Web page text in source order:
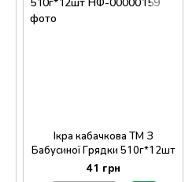
Ікра кабачкова ТМ З
Бабусиної Грядки 510г*12шт
41 грн